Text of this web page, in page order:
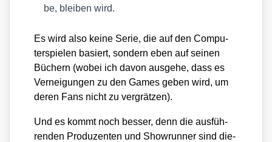
be, blei­ben wird.
Es wird also kei­ne Serie, die auf den Com­pu­
ter­spie­len basiert, son­dern eben auf sei­nen
Büchern (wobei ich davon aus­ge­he, dass es
Ver­nei­gun­gen zu den Games geben wird, um
deren Fans nicht zu ver­grät­zen).
Und es kommt noch bes­ser, denn die aus­füh­
ren­den Pro­du­zen­ten und Show­run­ner sind die­